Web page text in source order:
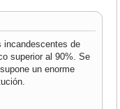
incandescentes de
superior al 90%. Se
un enorme